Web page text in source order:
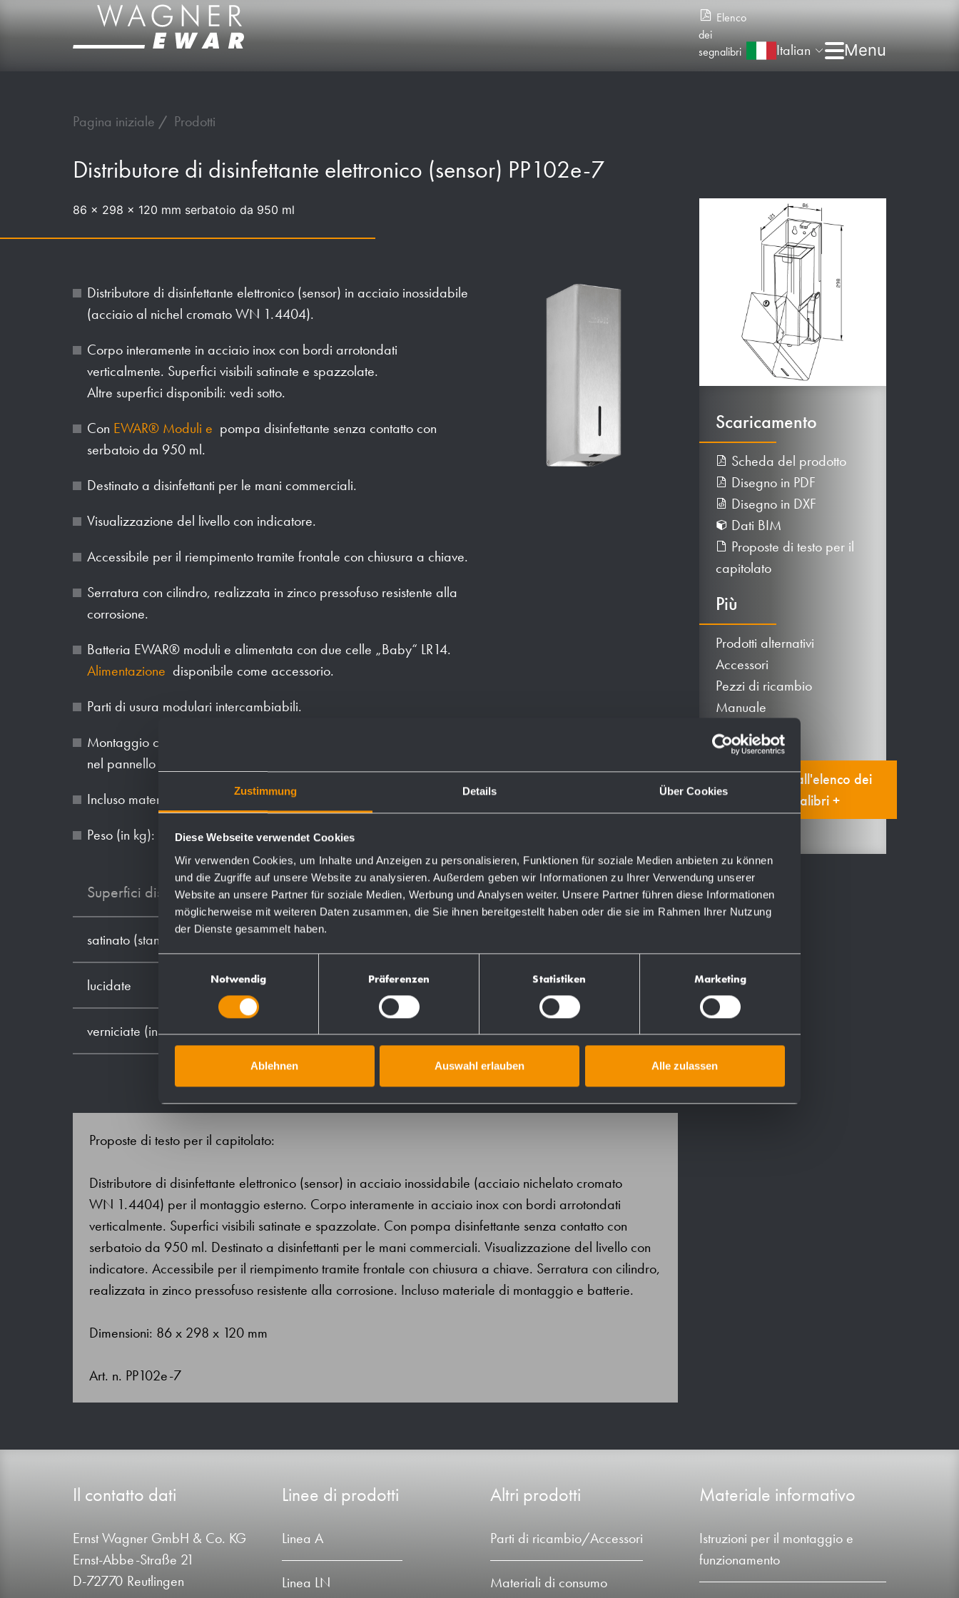
Zustimmung Details Über Cookies
Diese Webseite verwendet Cookies
Wir verwenden Cookies, um Inhalte und Anzeigen zu personalisieren, Funktionen für soziale Medien anbieten zu können
und die Zugriffe auf unsere Website zu analysieren. Außerdem geben wir Informationen zu Ihrer Verwendung unserer
Website an unsere Partner für soziale Medien, Werbung und Analysen weiter. Unsere Partner führen diese Informationen
möglicherweise mit weiteren Daten zusammen, die Sie ihnen bereitgestellt haben oder die sie im Rahmen Ihrer Nutzung
der Dienste gesammelt haben.
Einwilligungsauswahl
Notwendig Präferenzen Statistiken Marketing
Ablehnen Auswahl erlauben Alle zulassen
Elenco
dei
segnalibri
Italian
Pagina iniziale Prodotti
Distributore di disinfettante elettronico (sensor) PP102e-7
86 x 298 x 120 mm serbatoio da 950 ml
Distributore di disinfettante elettronico (sensor) in acciaio inossidabile
(acciaio al nichel cromato WN 1.4404).
Corpo interamente in acciaio inox con bordi arrotondati
verticalmente. Superfici visibili satinate e spazzolate.
Altre superfici disponibili: vedi sotto.
Con EWAR® Moduli e pompa disinfettante senza contatto con
serbatoio da 950 ml.
Destinato a disinfettanti per le mani commerciali.
Visualizzazione del livello con indicatore.
Accessibile per il riempimento tramite frontale con chiusura a chiave.
Serratura con cilindro, realizzata in zinco pressofuso resistente alla
corrosione.
Batteria EWAR® moduli e alimentata con due celle „Baby“ LR14.
Alimentazione disponibile come accessorio.
Parti di usura modulari intercambiabili.
Montaggio con due viti attraverso i fori e un foro antifurto opzionale
nel pannello posteriore.
Incluso materiale di montaggio e batterie.
Peso (in kg): 1.7
Superfici disponibili Numeri d'ordine
satinato (standard)
lucidate 731820
verniciate (in colore) 728820
Proposte di testo per il capitolato:
Distributore di disinfettante elettronico (sensor) in acciaio inossidabile (acciaio nichelato cromato
WN 1.4404) per il montaggio esterno. Corpo interamente in acciaio inox con bordi arrotondati
verticalmente. Superfici visibili satinate e spazzolate. Con pompa disinfettante senza contatto con
serbatoio da 950 ml. Destinato a disinfettanti per le mani commerciali. Visualizzazione del livello con
indicatore. Accessibile per il riempimento tramite frontale con chiusura a chiave. Serratura con cilindro,
realizzata in zinco pressofuso resistente alla corrosione. Incluso materiale di montaggio e batterie.
Dimensioni: 86 x 298 x 120 mm
Art. n. PP102e-7
Scaricamento
Scheda del prodotto
Disegno in PDF
Disegno in DXF
Dati BIM
Proposte di testo per il
capitolato
Più
Prodotti alternativi
Accessori
Pezzi di ricambio
Manuale
Aggiungi all'elenco dei
segnalibri +
Il contatto dati
Ernst Wagner GmbH & Co. KG
Ernst-Abbe-Straße 21
D-72770 Reutlingen
Linee di prodotti
Linea A
Linea LN
Altri prodotti
Parti di ricambio/Accessori
Materiali di consumo
Materiale informativo
Istruzioni per il montaggio e
funzionamento